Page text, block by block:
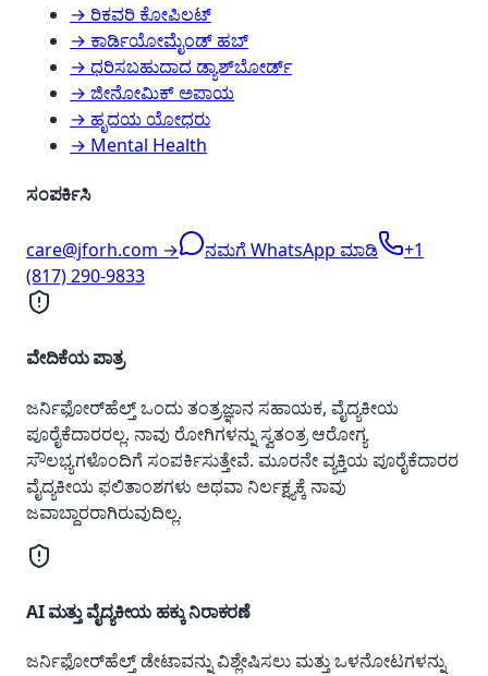
→ ರಿಕವರಿ ಕೋಪಿಲಟ್
→ ಕಾರ್ಡಿಯೋಮೈಂಡ್ ಹಬ್
→ ಧರಿಸಬಹುದಾದ ಡ್ಯಾಶ್‌ಬೋರ್ಡ್
→ ಜೀನೋಮಿಕ್ ಅಪಾಯ
→ ಹೃದಯ ಯೋಧರು
→ Mental Health
ಸಂಪರ್ಕಿಸಿ
care@jforh.com → ನಮಗೆ WhatsApp ಮಾಡಿ
+1
(817) 290-9833
ವೇದಿಕೆಯ ಪಾತ್ರ
ಜರ್ನಿಫೋರ್‌ಹೆಲ್ತ್ ಒಂದು ತಂತ್ರಜ್ಞಾನ ಸಹಾಯಕ, ವೈದ್ಯಕೀಯ
ಪೂರೈಕೆದಾರರಲ್ಲ. ನಾವು ರೋಗಿಗಳನ್ನು ಸ್ವತಂತ್ರ ಆರೋಗ್ಯ
ಸೌಲಭ್ಯಗಳೊಂದಿಗೆ ಸಂಪರ್ಕಿಸುತ್ತೇವೆ. ಮೂರನೇ ವ್ಯಕ್ತಿಯ ಪೂರೈಕೆದಾರರ
ವೈದ್ಯಕೀಯ ಫಲಿತಾಂಶಗಳು ಅಥವಾ ನಿರ್ಲಕ್ಷ್ಯಕ್ಕೆ ನಾವು
ಜವಾಬ್ದಾರರಾಗಿರುವುದಿಲ್ಲ.
AI ಮತ್ತು ವೈದ್ಯಕೀಯ ಹಕ್ಕು ನಿರಾಕರಣೆ
ಜರ್ನಿಫೋರ್‌ಹೆಲ್ತ್ ಡೇಟಾವನ್ನು ವಿಶ್ಲೇಷಿಸಲು ಮತ್ತು ಒಳನೋಟಗಳನ್ನು